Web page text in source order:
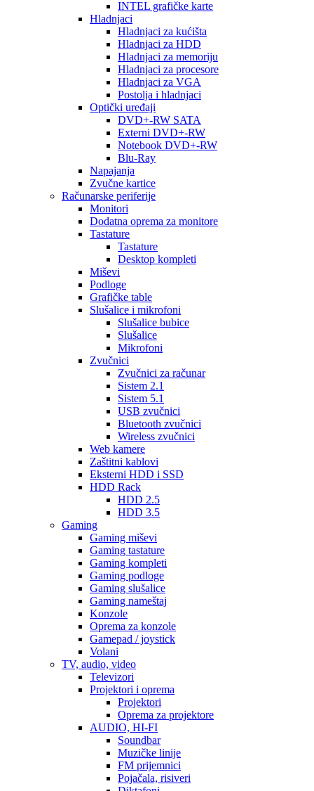
INTEL grafičke karte
Hladnjaci
Hladnjaci za kućišta
Hladnjaci za HDD
Hladnjaci za memoriju
Hladnjaci za procesore
Hladnjaci za VGA
Postolja i hladnjaci
Optički uređaji
DVD+-RW SATA
Externi DVD+-RW
Notebook DVD+-RW
Blu-Ray
Napajanja
Zvučne kartice
Računarske periferije
Monitori
Dodatna oprema za monitore
Tastature
Tastature
Desktop kompleti
Miševi
Podloge
Grafičke table
Slušalice i mikrofoni
Slušalice bubice
Slušalice
Mikrofoni
Zvučnici
Zvučnici za računar
Sistem 2.1
Sistem 5.1
USB zvučnici
Bluetooth zvučnici
Wireless zvučnici
Web kamere
Zaštitni kablovi
Eksterni HDD i SSD
HDD Rack
HDD 2.5
HDD 3.5
Gaming
Gaming miševi
Gaming tastature
Gaming kompleti
Gaming podloge
Gaming slušalice
Gaming nameštaj
Konzole
Oprema za konzole
Gamepad / joystick
Volani
TV, audio, video
Televizori
Projektori i oprema
Projektori
Oprema za projektore
AUDIO, HI-FI
Soundbar
Muzičke linije
FM prijemnici
Pojačala, risiveri